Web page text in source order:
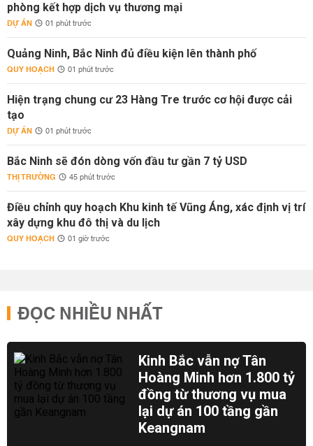
phòng kết hợp dịch vụ thương mại
DỰ ÁN 01 phút trước
Quảng Ninh, Bắc Ninh đủ điều kiện lên thành phố
QUY HOẠCH 01 phút trước
Hiện trạng chung cư 23 Hàng Tre trước cơ hội được cải
tạo
DỰ ÁN 01 phút trước
Bắc Ninh sẽ đón dòng vốn đầu tư gần 7 tỷ USD
THỊ TRƯỜNG 45 phút trước
Điều chỉnh quy hoạch Khu kinh tế Vũng Áng, xác định vị trí
xây dựng khu đô thị và du lịch
QUY HOẠCH 01 giờ trước
ĐỌC NHIỀU NHẤT
Kinh Bắc vẫn nợ Tân
Hoàng Minh hơn 1.800 tỷ
đồng từ thương vụ mua
lại dự án 100 tầng gần
Keangnam